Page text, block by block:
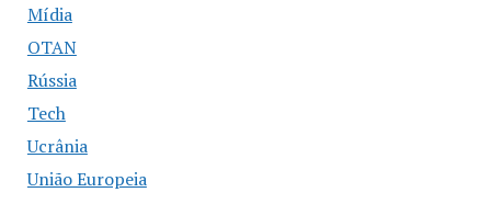
Mídia
OTAN
Rússia
Tech
Ucrânia
União Europeia